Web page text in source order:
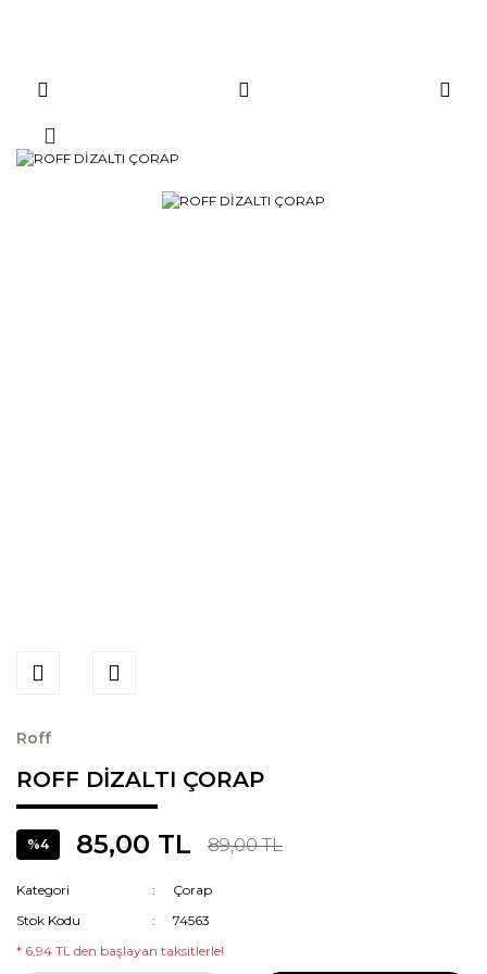
Roff
ROFF DİZALTI ÇORAP
%4 85,00 TL 89,00 TL
Kategori
Çorap
Stok Kodu
74563
* 6,94 TL den başlayan taksitlerle!